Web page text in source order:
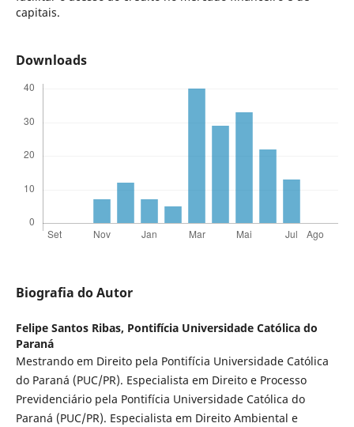
capitais.
Downloads
Biografia do Autor
Felipe Santos Ribas, Pontifícia Universidade Católica do
Paraná
Mestrando em Direito pela Pontifícia Universidade Católica
do Paraná (PUC/PR). Especialista em Direito e Processo
Previdenciário pela Pontifícia Universidade Católica do
Paraná (PUC/PR). Especialista em Direito Ambiental e